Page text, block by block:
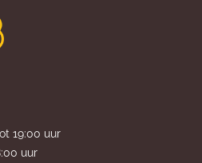
19:00 uur
uur